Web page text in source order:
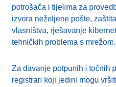
potrošača i tijelima za
izvora neželjene pošte,
vlasništva, rješavanje
tehničkih problema s mrežom.
Za davanje potpunih i točnih
registrari koji jedini mogu